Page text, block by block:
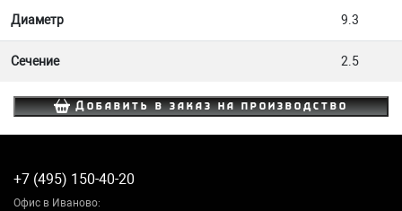
Диаметр 9.3
Сечение 2.5
Добавить в заказ на производство
+7 (495) 150-40-20
Офис в Иваново: